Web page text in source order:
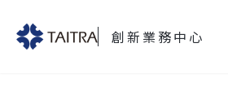
創新業務中心